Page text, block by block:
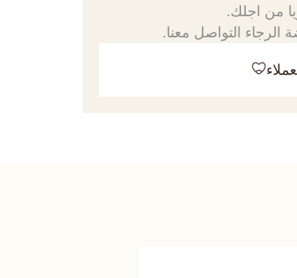
من اجلك.
الرجاء التواصل معنا.